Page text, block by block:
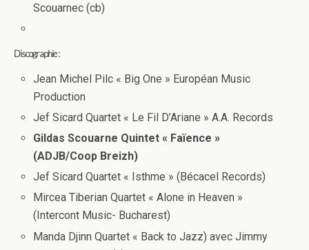
Scouarnec (cb)
Discographie :
Jean Michel Pilc « Big One » Européan Music
Production
Jef Sicard Quartet « Le Fil D’Ariane » A.A. Records
Gildas Scouarne Quintet « Faïence »
(ADJB/Coop Breizh)
Jef Sicard Quartet « Isthme » (Bécacel Records)
Mircea Tiberian Quartet « Alone in Heaven »
(Intercont Music- Bucharest)
Manda Djinn Quartet « Back to Jazz) avec Jimmy